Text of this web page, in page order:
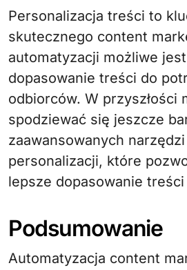
Personalizacja treści to
skutecznego content
automatyzacji możliwe
dopasowanie treści do
odbiorców. W przyszłości
spodziewać się jeszcze
zaawansowanych
personalizacji, które
lepsze dopasowanie
Podsumowanie
Automatyzacja content